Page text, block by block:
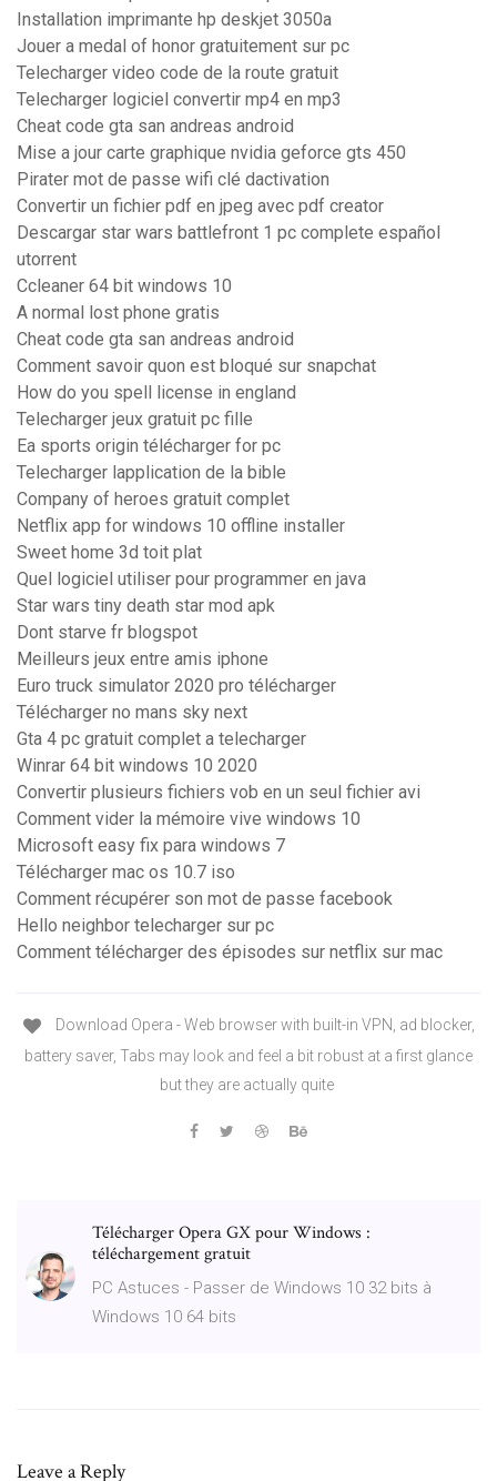
Installation imprimante hp deskjet 3050a
Jouer a medal of honor gratuitement sur pc
Telecharger video code de la route gratuit
Telecharger logiciel convertir mp4 en mp3
Cheat code gta san andreas android
Mise a jour carte graphique nvidia geforce gts 450
Pirater mot de passe wifi clé dactivation
Convertir un fichier pdf en jpeg avec pdf creator
Descargar star wars battlefront 1 pc complete español
utorrent
Ccleaner 64 bit windows 10
A normal lost phone gratis
Cheat code gta san andreas android
Comment savoir quon est bloqué sur snapchat
How do you spell license in england
Telecharger jeux gratuit pc fille
Ea sports origin télécharger for pc
Telecharger lapplication de la bible
Company of heroes gratuit complet
Netflix app for windows 10 offline installer
Sweet home 3d toit plat
Quel logiciel utiliser pour programmer en java
Star wars tiny death star mod apk
Dont starve fr blogspot
Meilleurs jeux entre amis iphone
Euro truck simulator 2020 pro télécharger
Télécharger no mans sky next
Gta 4 pc gratuit complet a telecharger
Winrar 64 bit windows 10 2020
Convertir plusieurs fichiers vob en un seul fichier avi
Comment vider la mémoire vive windows 10
Microsoft easy fix para windows 7
Télécharger mac os 10.7 iso
Comment récupérer son mot de passe facebook
Hello neighbor telecharger sur pc
Comment télécharger des épisodes sur netflix sur mac
Download Opera - Web browser with built-in VPN, ad blocker,
battery saver, Tabs may look and feel a bit robust at a first glance
but they are actually quite
Télécharger Opera GX pour Windows :
téléchargement gratuit
PC Astuces - Passer de Windows 10 32 bits à
Windows 10 64 bits
Leave a Reply